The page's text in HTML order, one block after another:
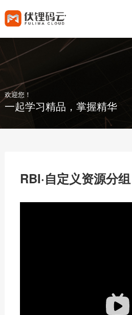
欢迎您！
一起学习精品，掌握精华
RBI·自定义资源分组